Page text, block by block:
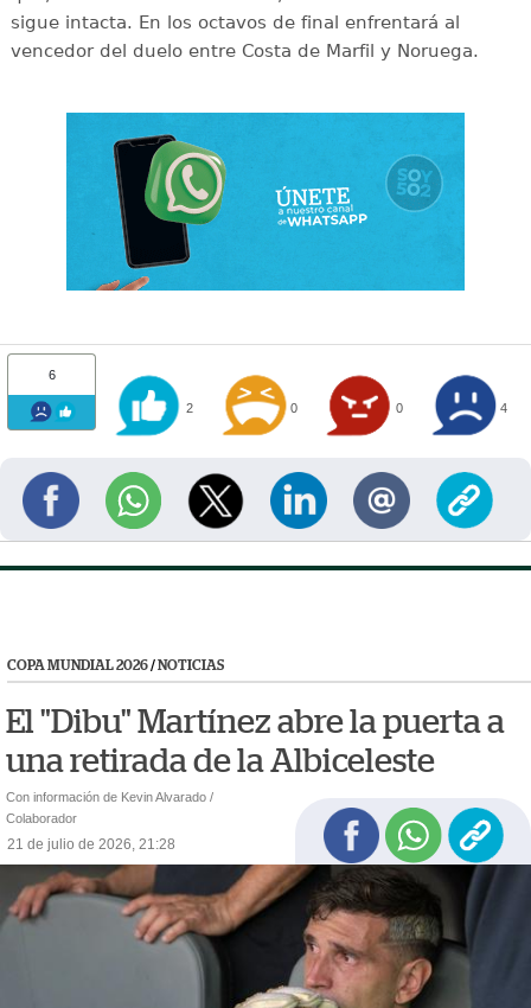
sigue intacta. En los octavos de final enfrentará al
vencedor del duelo entre Costa de Marfil y Noruega.
6
2 0 0 4
COPA MUNDIAL 2026/NOTICIAS
El "Dibu" Martínez abre la puerta a
una retirada de la Albiceleste
Con información de Kevin Alvarado /
Colaborador
21 de julio de 2026, 21:28